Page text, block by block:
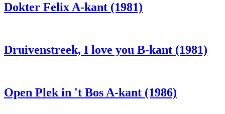
Dokter Felix A-kant (1981)
Druivenstreek, I love you B-kant (1981)
Open Plek in 't Bos A-kant (1986)